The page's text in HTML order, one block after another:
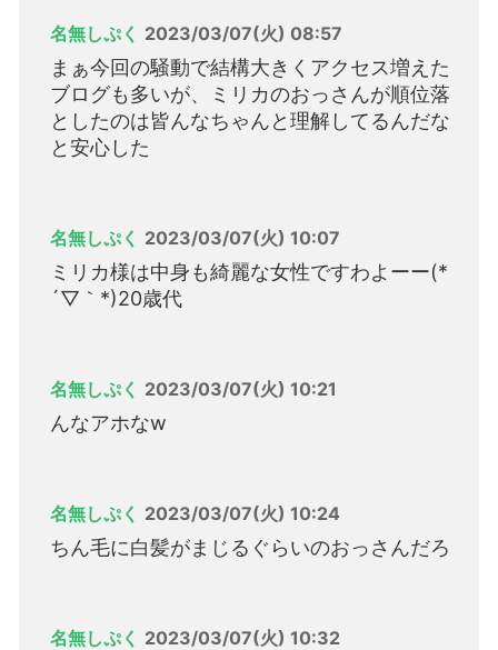
名無しぷく 2023/03/07(火) 08:57
まぁ今回の騒動で結構大きくアクセス増えた
ブログも多いが、ミリカのおっさんが順位落
としたのは皆んなちゃんと理解してるんだな
と安心した
名無しぷく 2023/03/07(火) 10:07
ミリカ様は中身も綺麗な女性ですわよーー(*
´▽｀*)20歳代
名無しぷく 2023/03/07(火) 10:21
んなアホなw
名無しぷく 2023/03/07(火) 10:24
ちん毛に白髪がまじるぐらいのおっさんだろ
名無しぷく 2023/03/07(火) 10:32